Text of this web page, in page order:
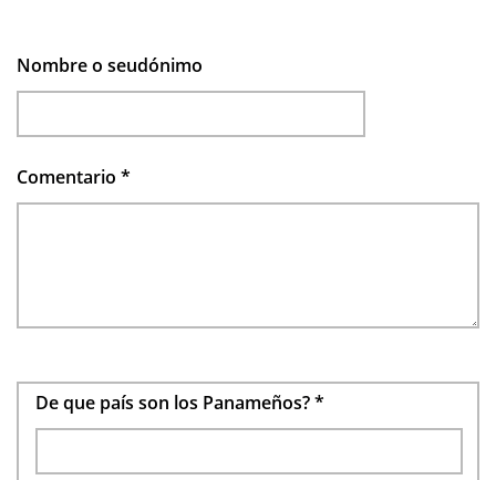
Nombre o seudónimo
Comentario *
De que país son los Panameños?*